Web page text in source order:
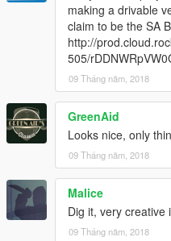
making a drivable
claim to be the SA
http://
505/
09 Tháng năm, 2018
GreenAid
Looks nice, only
09 Tháng năm, 2018
Malice
Dig it, very creative
09 Tháng năm, 2018